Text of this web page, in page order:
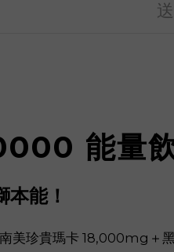
能量
能！
美珍貴瑪卡 18,000mg＋